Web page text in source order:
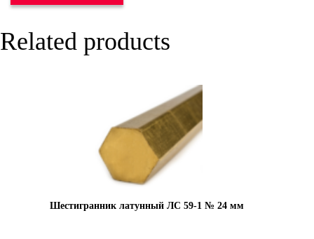
Related products
Шестигранник латунный ЛС 59-1 № 24 мм